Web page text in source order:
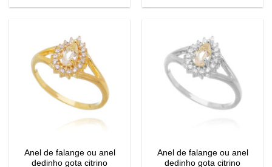
Anel de falange ou anel
dedinho gota citrino
Anel de falange ou anel
dedinho gota citrino